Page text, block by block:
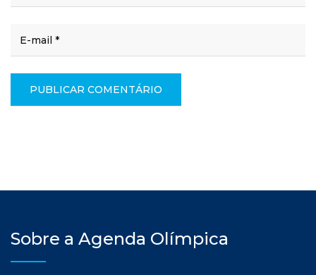
Sobre a Agenda Olímpica